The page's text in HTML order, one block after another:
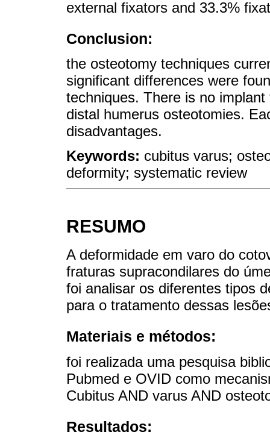
external fixators and 33.3%
Conclusion:
the osteotomy techniques
significant differences were
techniques. There is no
distal humerus osteotomies.
disadvantages.
Keywords: cubitus varus;
deformity; systematic review
RESUMO
A deformidade em varo do
fraturas supracondilares do
foi analisar os diferentes tipos
para o tratamento dessas
Materiais e métodos:
foi realizada uma pesquisa
Pubmed e OVID como
Cubitus AND varus AND
Resultados: